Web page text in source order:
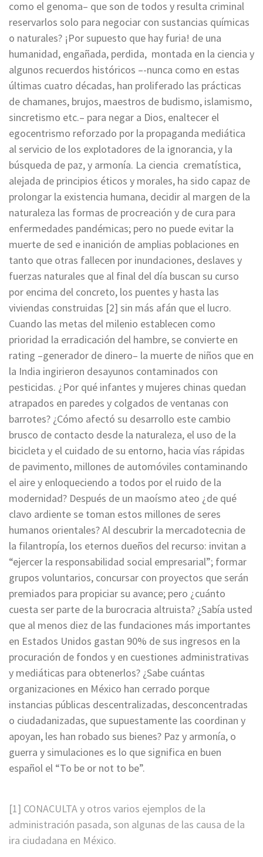
como el genoma– que son de todos y resulta criminal
reservarlos solo para negociar con sustancias químicas
o naturales? ¡Por supuesto que hay furia! de una
humanidad, engañada, perdida, montada en la ciencia y
algunos recuerdos históricos –-nunca como en estas
últimas cuatro décadas, han proliferado las prácticas
de chamanes, brujos, maestros de budismo, islamismo,
sincretismo etc.– para negar a Dios, enaltecer el
egocentrismo reforzado por la propaganda mediática
al servicio de los explotadores de la ignorancia, y la
búsqueda de paz, y armonía. La ciencia crematística,
alejada de principios éticos y morales, ha sido capaz de
prolongar la existencia humana, decidir al margen de la
naturaleza las formas de procreación y de cura para
enfermedades pandémicas; pero no puede evitar la
muerte de sed e inanición de amplias poblaciones en
tanto que otras fallecen por inundaciones, deslaves y
fuerzas naturales que al final del día buscan su curso
por encima del concreto, los puentes y hasta las
viviendas construidas [2] sin más afán que el lucro.
Cuando las metas del milenio establecen como
prioridad la erradicación del hambre, se convierte en
rating –generador de dinero– la muerte de niños que en
la India ingirieron desayunos contaminados con
pesticidas. ¿Por qué infantes y mujeres chinas quedan
atrapados en paredes y colgados de ventanas con
barrotes? ¿Cómo afectó su desarrollo este cambio
brusco de contacto desde la naturaleza, el uso de la
bicicleta y el cuidado de su entorno, hacia vías rápidas
de pavimento, millones de automóviles contaminando
el aire y enloqueciendo a todos por el ruido de la
modernidad? Después de un maoísmo ateo ¿de qué
clavo ardiente se toman estos millones de seres
humanos orientales? Al descubrir la mercadotecnia de
la filantropía, los eternos dueños del recurso: invitan a
“ejercer la responsabilidad social empresarial”; formar
grupos voluntarios, concursar con proyectos que serán
premiados para propiciar su avance; pero ¿cuánto
cuesta ser parte de la burocracia altruista? ¿Sabía usted
que al menos diez de las fundaciones más importantes
en Estados Unidos gastan 90% de sus ingresos en la
procuración de fondos y en cuestiones administrativas
y mediáticas para obtenerlos? ¿Sabe cuántas
organizaciones en México han cerrado porque
instancias públicas descentralizadas, desconcentradas
o ciudadanizadas, que supuestamente las coordinan y
apoyan, les han robado sus bienes? Paz y armonía, o
guerra y simulaciones es lo que significa en buen
español el “To be or not to be”.
[1] CONACULTA y otros varios ejemplos de la
administración pasada, son algunas de las causa de la
ira ciudadana en México.